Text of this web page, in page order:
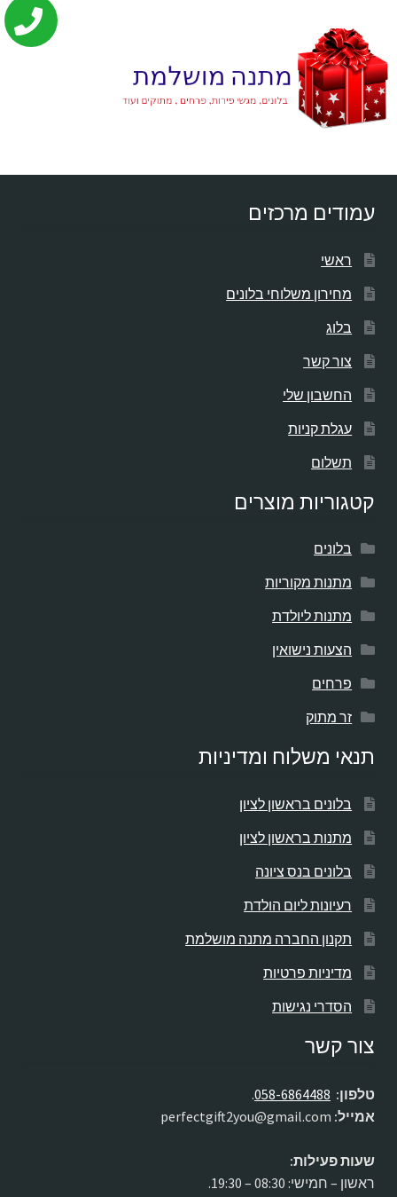
עמודים מרכזים
ראשי
מחירון משלוחי בלונים
בלוג
צור קשר
החשבון שלי
עגלת קניות
תשלום
קטגוריות מוצרים
בלונים
מתנות מקוריות
מתנות ליולדת
הצעות נישואין
פרחים
זר מתוק
תנאי משלוח ומדיניות
בלונים בראשון לציון
מתנות בראשון לציון
בלונים בנס ציונה
רעיונות ליום הולדת
תקנון החברה מתנה מושלמת
מדיניות פרטיות
הסדרי נגישות
צור קשר
טלפון: 058-6864488
.
אמייל:
שעות פעילות:
ראשון – חמישי: 08:30 – 19:30.